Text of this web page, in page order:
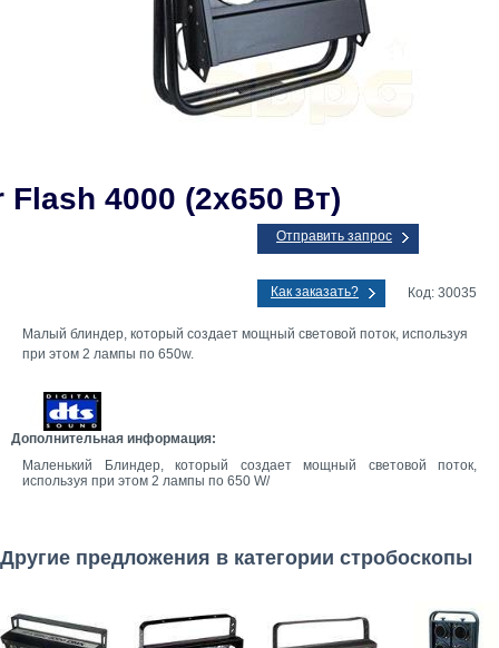
Flash 4000 (2x650 Вт)
Отправить запрос
Как заказать? Код: 30035
Малый блиндер, который создает мощный световой поток, используя
при этом 2 лампы по 650w.
Дополнительная информация:
Маленький Блиндер, который создает мощный световой поток,
используя при этом 2 лампы по 650 W/
Другие предложения в категории стробоскопы